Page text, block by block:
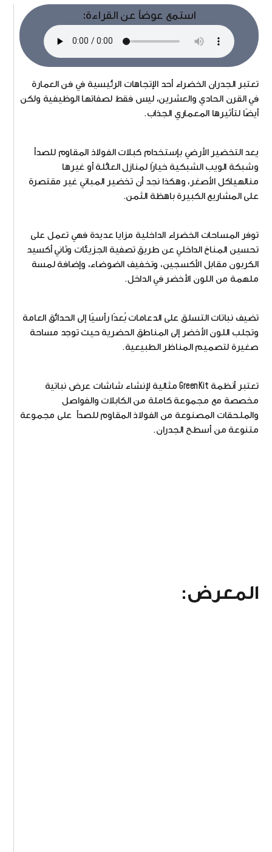
استمع عوضاً عن القراءة:
تعتبر الجدران الخضراء أحد الإتجاهات الرئيسية في فن العمارة
في القرن الحادي والعشرين، ليس فقط لصفاتها الوظيفية ولكن
أيضًا لتأثيرها المعماري الجذاب.
يعد التخضير الأرضي بإستخدام كبلات الفولاذ المقاوم للصدأ
وشبكة الويب الشبكية خيارًا لمنازل العائلة أو غيرها
منالهياكل الأصغر، وهكذا نجد أن تخضير المباني غير مقتصرة
على المشاريع الكبيرة باهظة الثمن.
توفر المساحات الخضراء الداخلية مزايا عديدة فهي تعمل على
تحسين المناخ الداخلي عن طريق تصفية الجزيئات وثاني أكسيد
الكربون مقابل الأكسجين، وتخفيف الضوضاء، وإضافة لمسة
ملهمة من اللون الأخضر في الداخل.
تضيف نباتات التسلق على الدعامات بُعدًا رأسيًا إلى الحدائق العامة
وتجلب اللون الأخضر إلى المناطق الحضرية حيث توجد مساحة
صغيرة لتصميم المناظر الطبيعية.
تعتبر أنظمة GreenKit مثالية لإنشاء شاشات عرض نباتية
مخصصة مع مجموعة كاملة من الكابلات والفواصل
والملحقات المصنوعة من الفولاذ المقاوم للصدأ على مجموعة
متنوعة من أسطح الجدران.
المعرض: